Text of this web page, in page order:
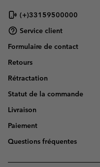
(+)33159500000
Service client
Formulaire de contact
Retours
Rétractation
Statut de la commande
Livraison
Paiement
Questions fréquentes